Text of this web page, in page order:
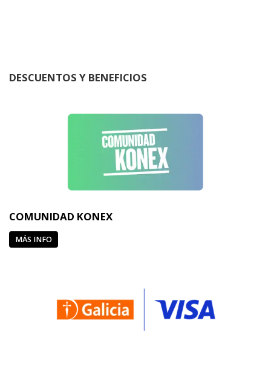
DESCUENTOS Y BENEFICIOS
COMUNIDAD KONEX
MÁS INFO